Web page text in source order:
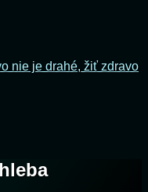
nie je drahé, žiť zdravo